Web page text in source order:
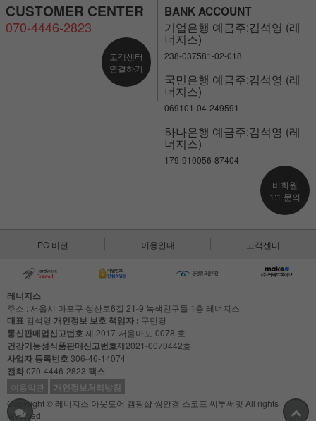
CUSTOMER CENTER
070-4446-2823
고객센터
연결하기
BANK ACCOUNT
기업은행 예금주:김석영 (레
너지스)
238-037581-02-018
국민은행 예금주:김석영 (레
너지스)
069101-04-249591
하나은행 예금주:김석영 (레
너지스)
179-910056-87404
비회원
1:1 문의
PC 버전 이용안내 고객센터
레너지스
주소 : 서울시 마포구 성산로6길 21-9 녹색친구들 1층 레너지스
대표 김석영 개인정보 보호 책임자 : 구민경
통신판매업신고번호제 2017-서울마포-0078 호
건강기능성식품판매신고번호제2021-0070442호
사업자 등록번호306-46-14074
전화070-4446-2823 팩스
이용약관 개인정보처리방침
Copyright © 레너지스 아웃도어 캠핑샵 쌍안경 스코프 씨투써밋 All rights
reserved.